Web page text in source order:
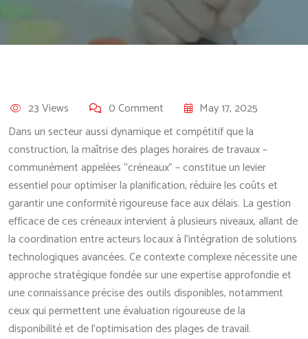
23 Views 0 Comment
May 17, 2025
Dans un secteur aussi dynamique et compétitif que la
construction, la maîtrise des plages horaires de travaux –
communément appelées “créneaux” – constitue un levier
essentiel pour optimiser la planification, réduire les coûts et
garantir une conformité rigoureuse face aux délais. La gestion
efficace de ces créneaux intervient à plusieurs niveaux, allant de
la coordination entre acteurs locaux à l’intégration de solutions
technologiques avancées. Ce contexte complexe nécessite une
approche stratégique fondée sur une expertise approfondie et
une connaissance précise des outils disponibles, notamment
ceux qui permettent une évaluation rigoureuse de la
disponibilité et de l’optimisation des plages de travail.